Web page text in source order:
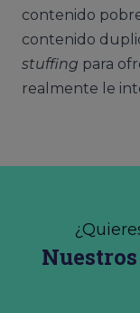
contenido
contenido
stuffing para
realmente le